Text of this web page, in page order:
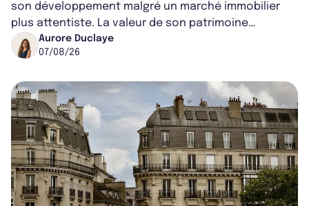
son développement malgré un marché immobilier
plus attentiste. La valeur de son patrimoine
progresse de 3,8% à périmètre constan...
Aurore Duclaye
07/08/26